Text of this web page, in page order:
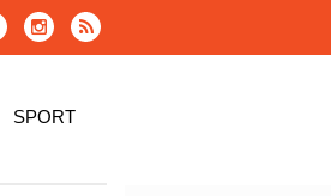
SPORT